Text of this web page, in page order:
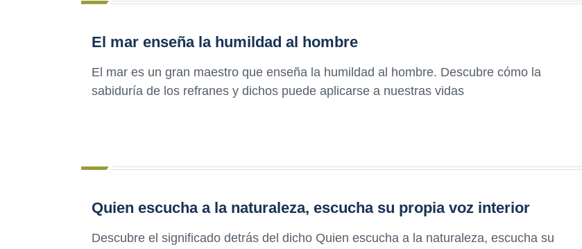
El mar enseña la humildad al hombre
El mar es un gran maestro que enseña la humildad al hombre. Descubre cómo la
sabiduría de los refranes y dichos puede aplicarse a nuestras vidas
Quien escucha a la naturaleza, escucha su propia voz interior
Descubre el significado detrás del dicho Quien escucha a la naturaleza, escucha su